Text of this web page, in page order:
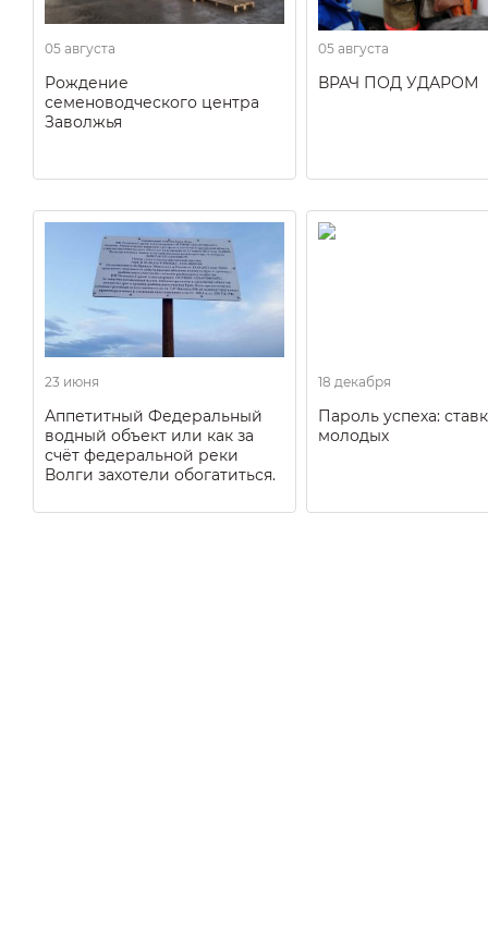
05 августа
Рождение
семеноводческого центра
Заволжья
05 августа
ВРАЧ ПОД УДАРОМ
23 июня
Аппетитный Федеральный
водный объект или как за
счёт федеральной реки
Волги захотели обогатиться.
18 декабря
Пароль успеха:
молодых